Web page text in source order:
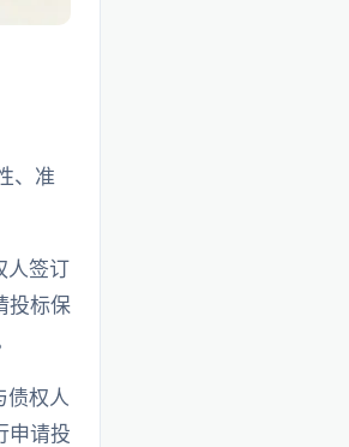
、准
人签订
投标保
债权人
申请投